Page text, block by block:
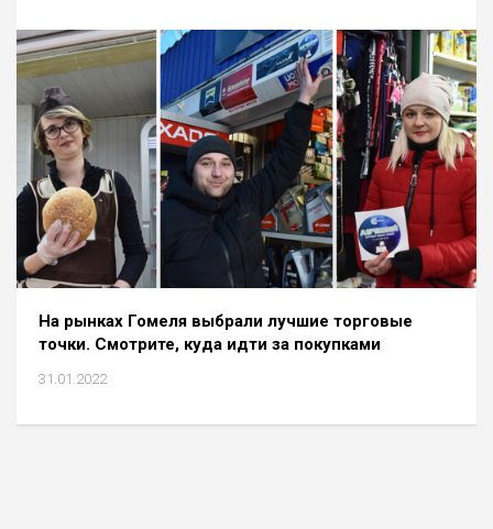
На рынках Гомеля выбрали лучшие торговые
точки. Смотрите, куда идти за покупками
31.01.2022